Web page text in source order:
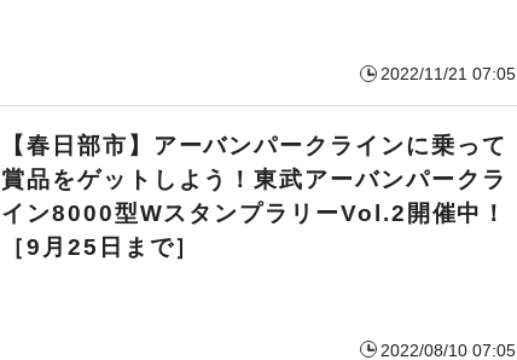
2022/11/21 07:05
【春日部市】アーバンパークラインに乗って
賞品をゲットしよう！東武アーバンパークラ
イン8000型WスタンプラリーVol.2開催中！
［9月25日まで］
2022/08/10 07:05